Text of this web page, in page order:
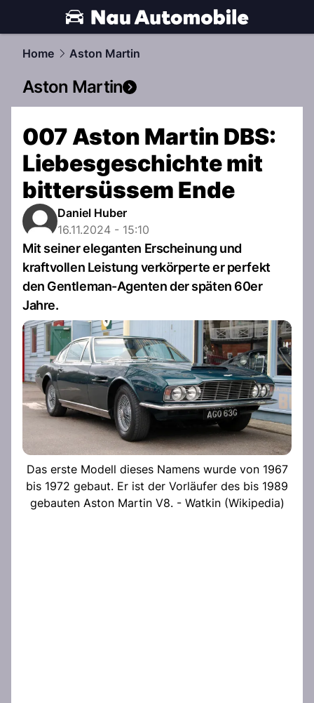
automobile.NAU.ch
Home Aston Martin
Aston Martin
007 Aston Martin DBS:
Liebesgeschichte mit
bittersüssem Ende
Daniel Huber
16.11.2024 - 15:10
Mit seiner eleganten Erscheinung und
kraftvollen Leistung verkörperte er perfekt
den Gentleman-Agenten der späten 60er
Jahre.
Das erste Modell dieses Namens wurde von 1967
bis 1972 gebaut. Er ist der Vorläufer des bis 1989
gebauten Aston Martin V8. - Watkin (Wikipedia)